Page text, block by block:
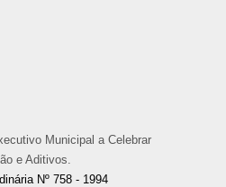
Municipal a Celebrar
e Aditivos.
Nº 758 - 1994